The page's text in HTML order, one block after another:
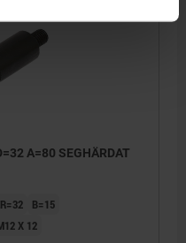
A=80 SEGHÄRDAT
B=15
X 12